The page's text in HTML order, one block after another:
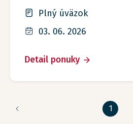
Plný úväzok
Detail ponuky
03. 06. 2026
1